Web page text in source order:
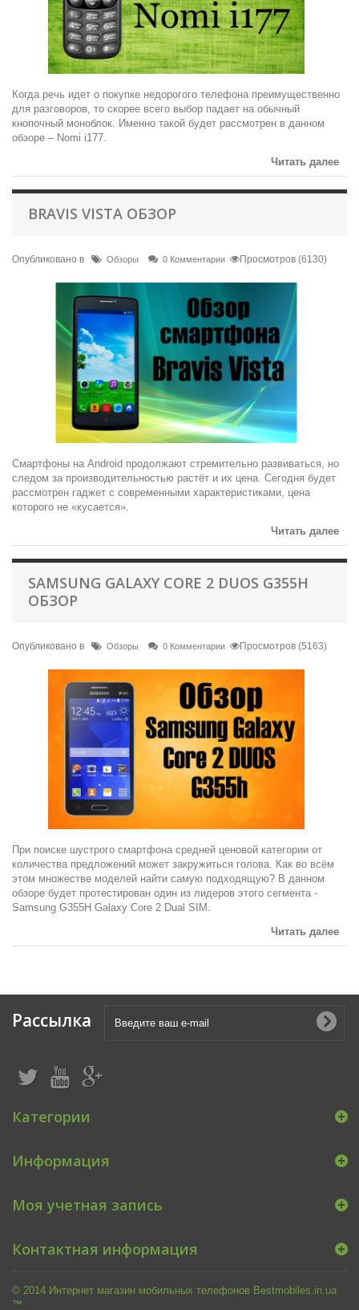
Когда речь идет о покупке недорогого телефона преимущественно
для разговоров, то скорее всего выбор падает на обычный
кнопочный моноблок. Именно такой будет рассмотрен в данном
обзоре – Nomi i177.
Читать далее
BRAVIS VISTA ОБЗОР
Опубликовано в Обзоры 0 Комментарии Просмотров (6130)
Смартфоны на Android продолжают стремительно развиваться, но
следом за производительностью растёт и их цена. Сегодня будет
рассмотрен гаджет с современными характеристиками, цена
которого не «кусается».
Читать далее
SAMSUNG GALAXY CORE 2 DUOS G355H
ОБЗОР
Опубликовано в Обзоры 0 Комментарии Просмотров (5163)
При поиске шустрого смартфона средней ценовой категории от
количества предложений может закружиться голова. Как во всём
этом множестве моделей найти самую подходящую? В данном
обзоре будет протестирован один из лидеров этого сегмента -
Samsung G355H Galaxy Core 2 Dual SIM.
Читать далее
Рассылка
Категории
Информация
© 2014 Интернет магазин мобильных телефонов Bestmobiles.in.ua
™
Моя учетная запись
Контактная информация